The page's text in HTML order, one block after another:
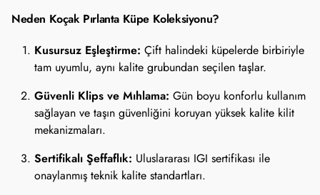
Neden Koçak Pırlanta Küpe Koleksiyonu?
Kusursuz Eşleştirme: Çift halindeki küpelerde birbiriyle
tam uyumlu, aynı kalite grubundan seçilen taşlar.
Güvenli Klips ve Mıhlama: Gün boyu konforlu kullanım
sağlayan ve taşın güvenliğini koruyan yüksek kalite kilit
mekanizmaları.
Sertifikalı Şeffaflık: Uluslararası IGI sertifikası ile
onaylanmış teknik kalite standartları.